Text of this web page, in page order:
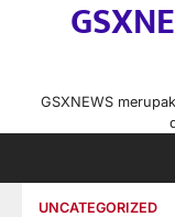
GSXNEWS
UNCATEGORIZED